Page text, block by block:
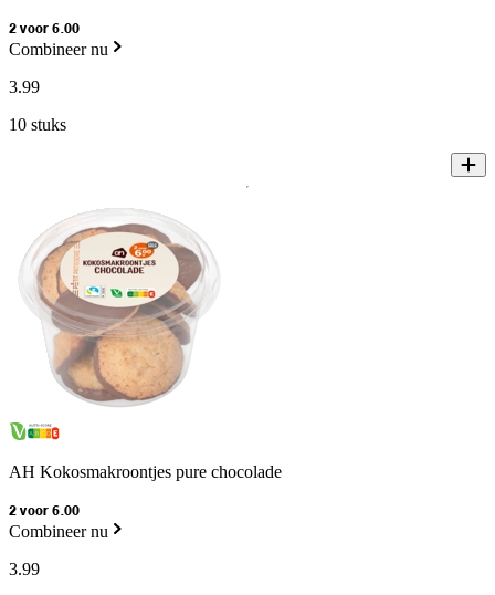
2 voor 6.00
Combineer nu
3.99
10 stuks
AH Kokosmakroontjes pure chocolade
2 voor 6.00
Combineer nu
3.99